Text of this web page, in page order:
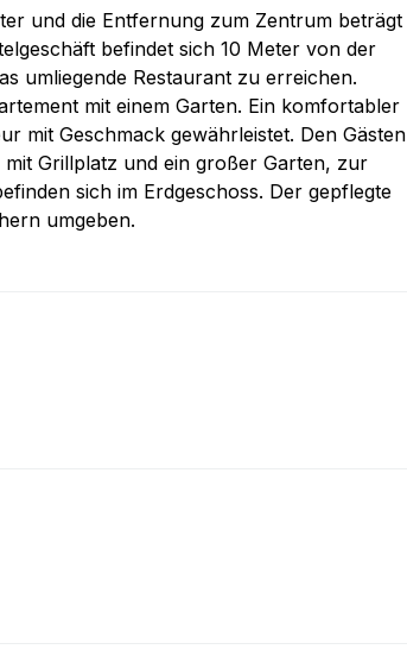
und die Entfernung zum Zentrum beträgt
befindet sich 10 Meter von der
umliegende Restaurant zu erreichen.
mit einem Garten. Ein komfortabler
mit Geschmack gewährleistet. Den Gästen
Grillplatz und ein großer Garten, zur
sich im Erdgeschoss. Der gepflegte
umgeben.